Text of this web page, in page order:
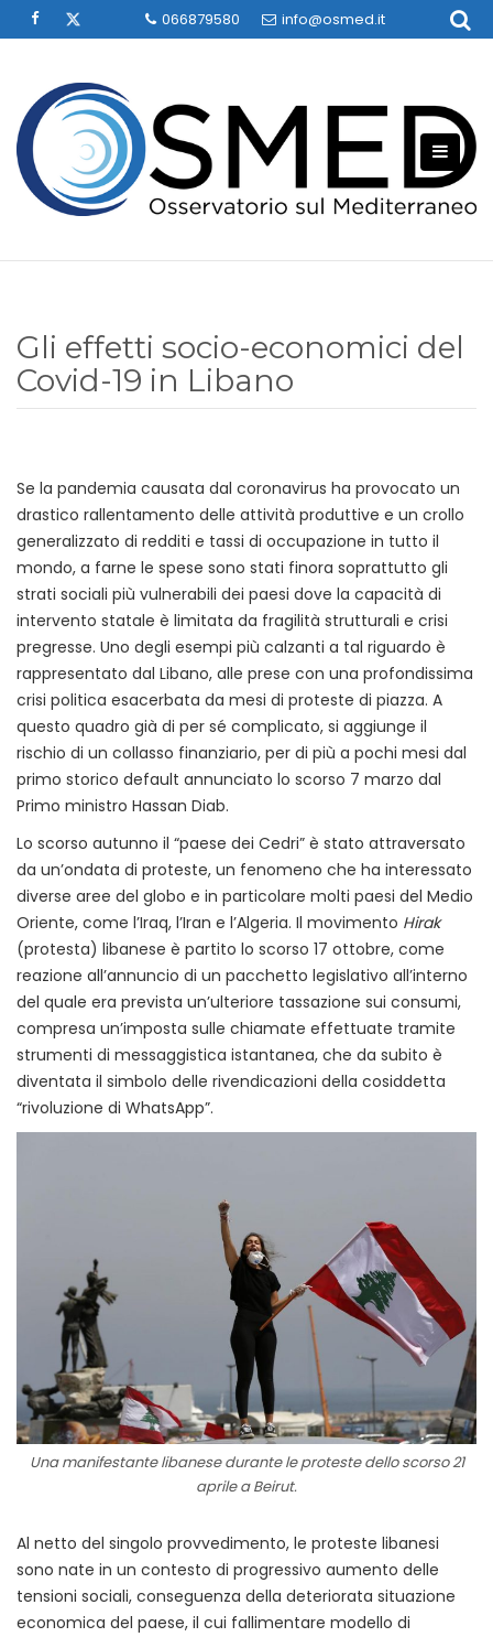
to
066879580 info@osmed.it
Gli effetti socio-economici del
Covid-19 in Libano
Se la pandemia causata dal coronavirus ha provocato un
drastico rallentamento delle attività produttive e un crollo
generalizzato di redditi e tassi di occupazione in tutto il
mondo, a farne le spese sono stati finora soprattutto gli
strati sociali più vulnerabili dei paesi dove la capacità di
intervento statale è limitata da fragilità strutturali e crisi
pregresse. Uno degli esempi più calzanti a tal riguardo è
rappresentato dal Libano, alle prese con una profondissima
crisi politica esacerbata da mesi di proteste di piazza. A
questo quadro già di per sé complicato, si aggiunge il
rischio di un collasso finanziario, per di più a pochi mesi dal
primo storico default annunciato lo scorso 7 marzo dal
Primo ministro Hassan Diab.
Lo scorso autunno il “paese dei Cedri” è stato attraversato
da un’ondata di proteste, un fenomeno che ha interessato
diverse aree del globo e in particolare molti paesi del Medio
Oriente, come l’Iraq, l’Iran e l’Algeria. Il movimento Hirak
(protesta) libanese è partito lo scorso 17 ottobre, come
reazione all’annuncio di un pacchetto legislativo all’interno
del quale era prevista un’ulteriore tassazione sui consumi,
compresa un’imposta sulle chiamate effettuate tramite
strumenti di messaggistica istantanea, che da subito è
diventata il simbolo delle rivendicazioni della cosiddetta
“rivoluzione di WhatsApp”.
Una manifestante libanese durante le proteste dello scorso 21
aprile a Beirut.
Al netto del singolo provvedimento, le proteste libanesi
sono nate in un contesto di progressivo aumento delle
tensioni sociali, conseguenza della deteriorata situazione
economica del paese, il cui fallimentare modello di